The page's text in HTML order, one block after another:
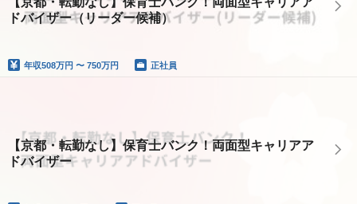
ドバイザー（リーダー候補）
年収508万円 〜 750万円 正社員
【京都・転勤なし】保育士バンク！両面型キャリアア
ドバイザー